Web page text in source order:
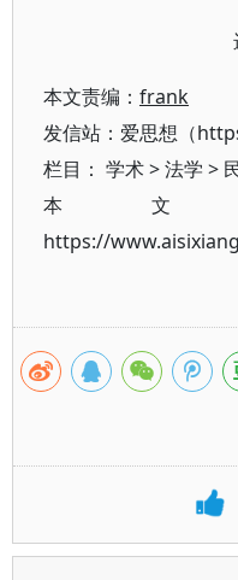
本文责编： frank
发信站：爱思想（
栏目： 学术>法学 >
本文
https://